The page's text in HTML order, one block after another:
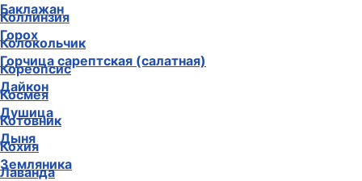
Коллинзия
Колокольчик
Кореопсис
Космея
Котовник
Кохия
Лаванда
Баклажан
Горох
Горчица сарептская (салатная)
Дайкон
Душица
Дыня
Земляника